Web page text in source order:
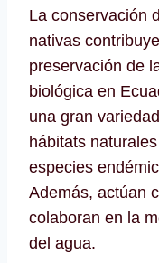
La conservación
nativas
preservación de
biológica en
una gran
hábitats
especies
Además, actúan
colaboran en la
del agua.